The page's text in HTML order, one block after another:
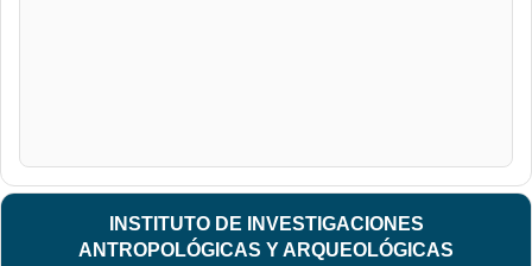
INSTITUTO DE INVESTIGACIONES
ANTROPOLÓGICAS Y ARQUEOLÓGICAS